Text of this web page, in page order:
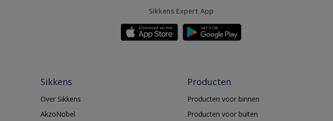
Sikkens Expert App
Sikkens
Over Sikkens
AkzoNobel
Producten
Producten voor binnen
Producten voor buiten